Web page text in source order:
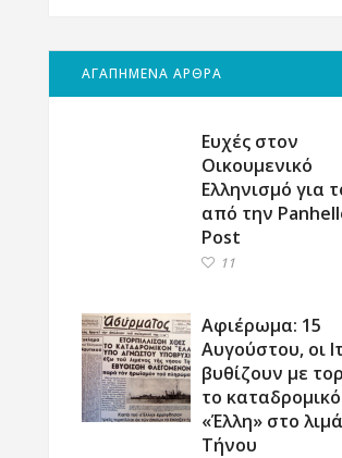
ΑΓΑΠΗΜΕΝΑ ΑΡΘΡΑ
Ευχές στον
Οικουμενικό
Ελληνισμό για
από την
Post
11
Αφιέρωμα: 15
Αυγούστου, οι
βυθίζουν με
το καταδρομικό
«Έλλη» στο
Τήνου